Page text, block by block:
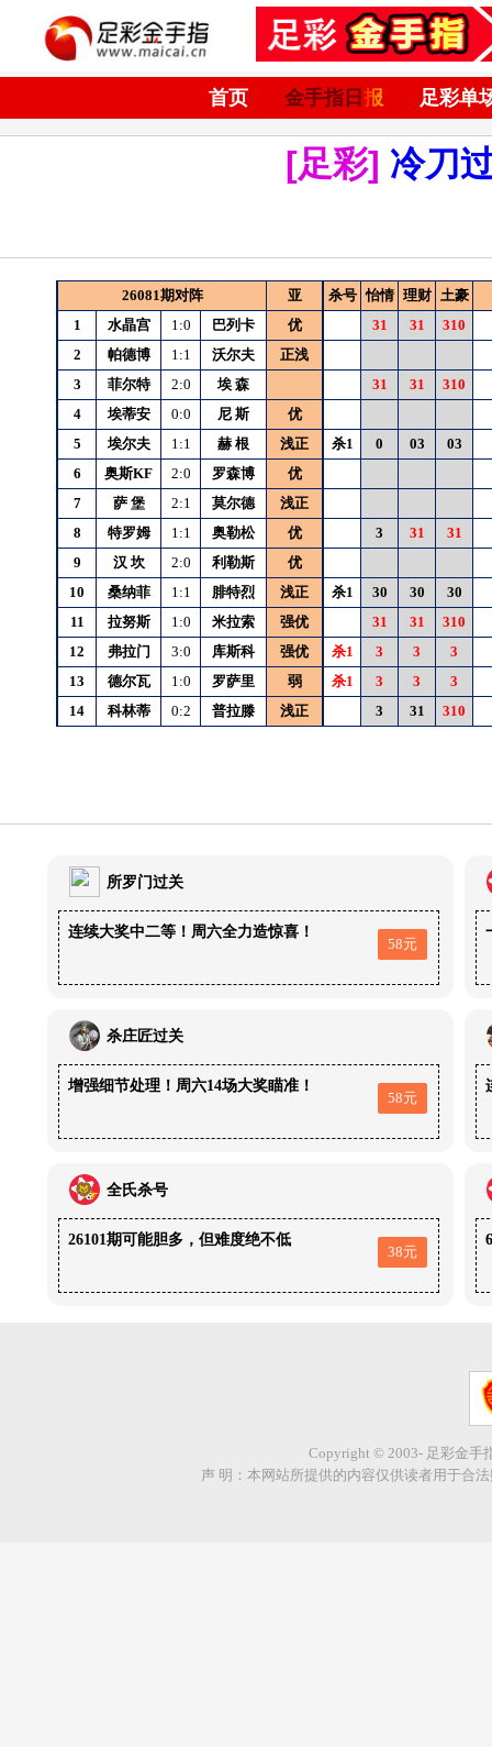
首页 金手指日报 足彩单
[足彩] 冷刀
26081期对阵 亚 杀号 怡情 理财
土豪
1
水晶宫 1:0 巴列卡 优 31 31
310
2
帕德博 1:1 沃尔夫
正浅
3
菲尔特 2:0 埃 森 31 31
310
4
埃蒂安 0:0 尼 斯
优
5
埃尔夫 1:1 赫 根 浅正 杀1 0 03
03
6
奥斯KF 2:0 罗森博
优
7
萨 堡 2:1 莫尔德
浅正
8
特罗姆 1:1 奥勒松 优 3 31
31
9
汉坎 2:0 利勒斯
优
10
桑纳菲 1:1 腓特烈 浅正 杀1 30 30
30
11
拉努斯 1:0 米拉索 强优 31 31
310
12
弗拉门 3:0 库斯科 强优 杀1 3 3
3
13
德尔瓦 1:0 罗萨里 弱 杀1 3 3
3
14
科林蒂 0:2 普拉滕 浅正 3 31 310
所罗门过关
连续大奖中二等！周六全力造惊喜！
58元
杀庄匠过关
增强细节处理！周六14场大奖瞄准！
58元
全氏杀号
26101期可能胆多，但难度绝不低
38元
Copyright © 2003- 足彩金手
声 明：本网站所提供的内容仅供读者用于合